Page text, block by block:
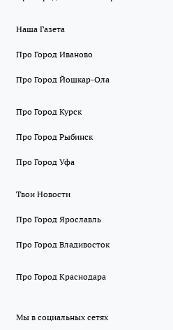
Наша Газета
Про Город Иваново
Про Город Йошкар-Ола
Про Город Курск
Про Город Рыбинск
Про Город Уфа
Твои Новости
Про Город Ярославль
Про Город Владивосток
Про Город Краснодара
Мы в социальных сетях